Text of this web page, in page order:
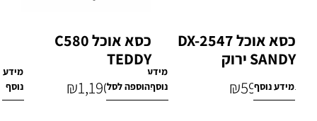
כסא אוכל DX-2547
SANDY ירוק
₪770
₪590מידע נוסף
מידע
נוסף
כסא אוכל C580
TEDDY
₪1,890
₪1,190הוספה לסל
מידע
נוסף